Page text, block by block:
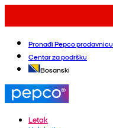
Pronađi Pepco prodavnicu
Centar za podršku
Bosanski
Letak